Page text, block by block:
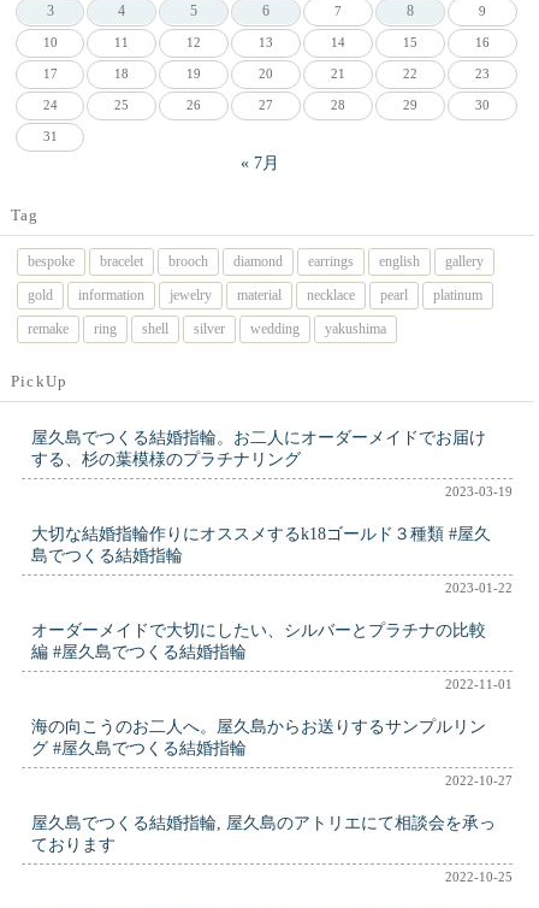
3
4 5 6 7 8 9
10 11 12 13 14 15 16
17 18 19 20 21 22 23
24 25 26 27 28 29 30
31
« 7月
Tag
bespoke bracelet brooch diamond earrings english
gallery
gold
information jewelry material necklace pearl
platinum
remake
ring shell silver wedding yakushima
PickUp
屋久島でつくる結婚指輪。お二人にオーダーメイドでお届け
する、杉の葉模様のプラチナリング
2023-03-19
大切な結婚指輪作りにオススメするk18ゴールド３種類 #屋久
島でつくる結婚指輪
2023-01-22
オーダーメイドで大切にしたい、シルバーとプラチナの比較
編 #屋久島でつくる結婚指輪
2022-11-01
海の向こうのお二人へ。屋久島からお送りするサンプルリン
グ #屋久島でつくる結婚指輪
2022-10-27
屋久島でつくる結婚指輪, 屋久島のアトリエにて相談会を承っ
ております
2022-10-25